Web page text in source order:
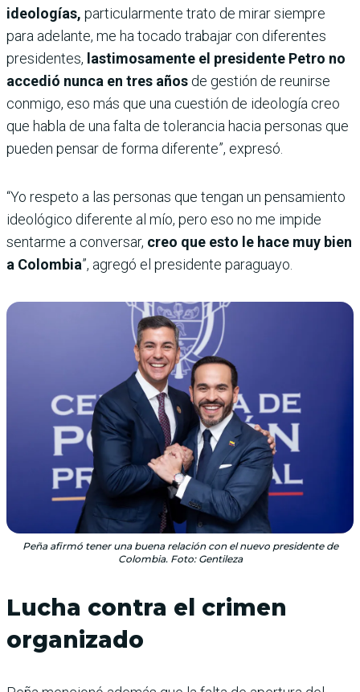
ideologías, particularmente trato de mirar siempre
para adelante, me ha tocado trabajar con diferentes
presidentes, lastimosamente el presidente Petro no
accedió nunca en tres años de gestión de reunirse
conmigo, eso más que una cuestión de ideología creo
que habla de una falta de tolerancia hacia personas que
pueden pensar de forma diferente”, expresó.
“Yo respeto a las personas que tengan un pensamiento
ideológico diferente al mío, pero eso no me impide
sentarme a conversar, creo que esto le hace muy bien
a Colombia”, agregó el presidente paraguayo.
Peña afirmó tener una buena relación con el nuevo presidente de
Colombia. Foto: Gentileza
Lucha contra el crimen
organizado